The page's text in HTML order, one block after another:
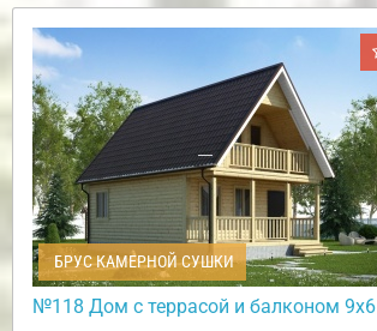
БРУС КАМЕРНОЙ СУШКИ
№118 Дом с террасой и балконом 9х6